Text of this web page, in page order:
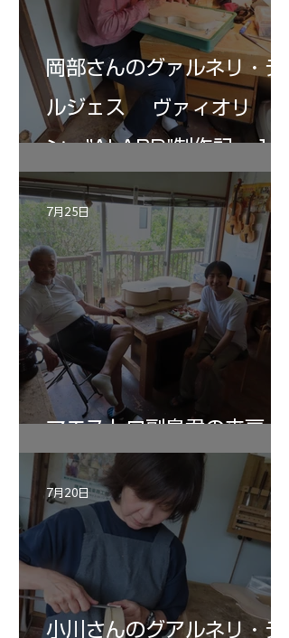
岡部さんのグァルネリ・デ
ルジェス ヴァィオリ
ン ”ALARD"制作記 １2
マエストロ副島君の来房
7月25日
小川さんのグアルネリ・デ
7月20日